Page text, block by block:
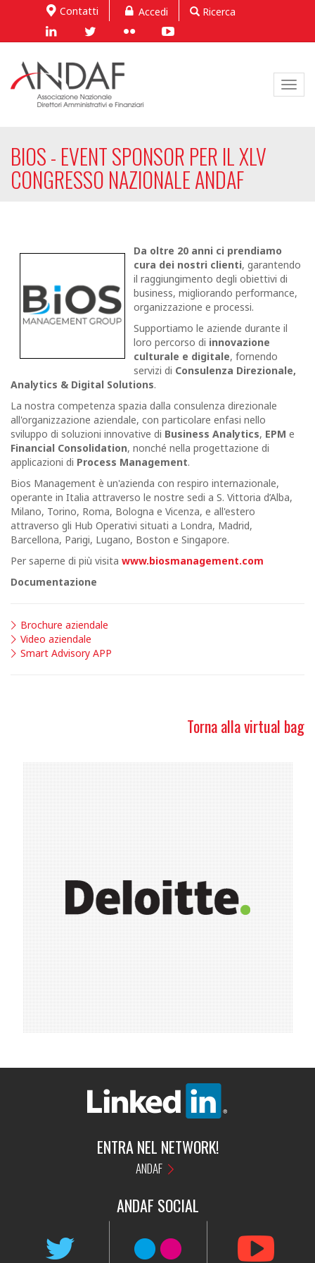
Contatti Accedi Ricerca
BIOS - EVENT SPONSOR PER IL XLV
CONGRESSO NAZIONALE ANDAF
Da oltre 20 anni ci prendiamo
cura dei nostri clienti, garantendo
il raggiungimento degli obiettivi di
business, migliorando performance,
organizzazione e processi.
Supportiamo le aziende durante il
loro percorso di innovazione
culturale e digitale, fornendo
servizi di Consulenza Direzionale,
Analytics & Digital Solutions.
La nostra competenza spazia dalla consulenza direzionale
all'organizzazione aziendale, con particolare enfasi nello
sviluppo di soluzioni innovative di Business Analytics, EPM e
Financial Consolidation, nonché nella progettazione di
applicazioni di Process Management.
Bios Management è un'azienda con respiro internazionale,
operante in Italia attraverso le nostre sedi a S. Vittoria d’Alba,
Milano, Torino, Roma, Bologna e Vicenza, e all'estero
attraverso gli Hub Operativi situati a Londra, Madrid,
Barcellona, Parigi, Lugano, Boston e Singapore.
Per saperne di più visita www.biosmanagement.com
Documentazione
Brochure aziendale
Video aziendale
Smart Advisory APP
Torna alla virtual bag
ENTRA NEL NETWORK!
ANDAF
ANDAF SOCIAL